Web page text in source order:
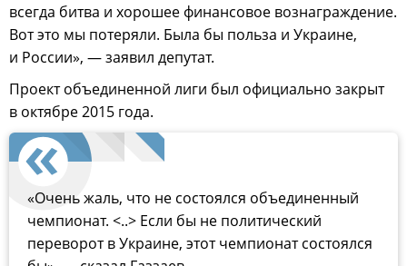
всегда битва и хорошее финансовое вознаграждение.
Вот это мы потеряли. Была бы польза и Украине,
и России», — заявил депутат.
Проект объединенной лиги был официально закрыт
в октябре 2015 года.
«Очень жаль, что не состоялся объединенный
чемпионат. <..> Если бы не политический
переворот в Украине, этот чемпионат состоялся